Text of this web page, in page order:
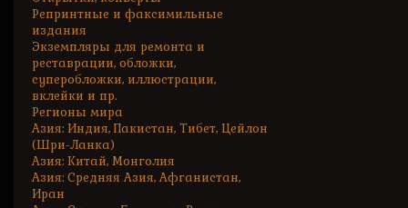
Репринтные и факсимильные
издания
Экземпляры для ремонта и
реставрации, обложки,
суперобложки, иллюстрации,
вклейки и пр.
Регионы мира
Азия: Индия, Пакистан, Тибет, Цейлон
(Шри-Ланка)
Азия: Китай, Монголия
Азия: Средняя Азия, Афганистан,
Иран